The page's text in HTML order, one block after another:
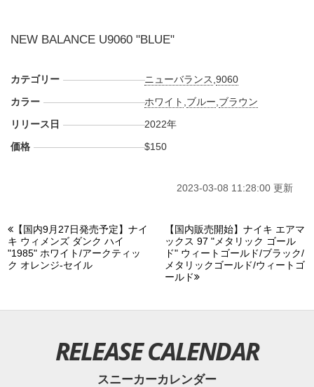
NEW BALANCE U9060 "BLUE"
カテゴリー ニューバランス ,9060
カラー
ホワイト ブルー ブラウン
リリース日
2022年
価格
$150
2023-03-08 11:28:00 更新
【国内9月27日発売予定】ナイ
キ ウィメンズ ダンク ハイ
"1985" ホワイト/アークティッ
ク オレンジ-セイル
【国内販売開始】ナイキ エアマ
ックス 97 "メタリック ゴール
ド" ウィートゴールド/ブラック/
メタリックゴールド/ウィートゴ
ールド
RELEASE CALENDAR
スニーカーカレンダー